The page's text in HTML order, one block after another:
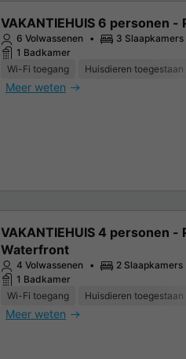
VAKANTIEHUIS 6 personen -
6 Volwassenen
3 Slaapkamers
1 Badkamer
Wi-Fi toegang
Huisdieren toegestaan
Meer weten
VAKANTIEHUIS 4 personen -
Waterfront
4 Volwassenen
2 Slaapkamers
1 Badkamer
Wi-Fi toegang
Huisdieren toegestaan
Meer weten